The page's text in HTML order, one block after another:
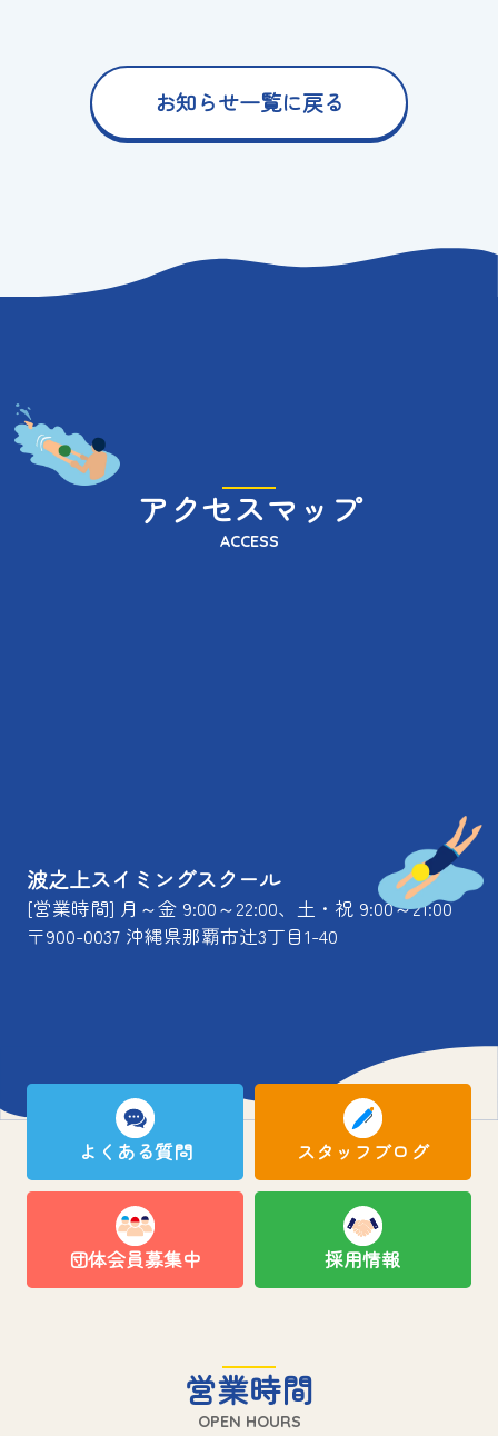
お知らせ一覧に戻る
アクセスマップ
ACCESS
波之上スイミングスクール
[営業時間] 月～金 9:00～22:00、土・祝 9:00～21:00
〒900-0037 沖縄県那覇市辻3丁目1-40
よくある質問 スタッフブログ
団体会員募集中 採用情報
営業時間
OPEN HOURS